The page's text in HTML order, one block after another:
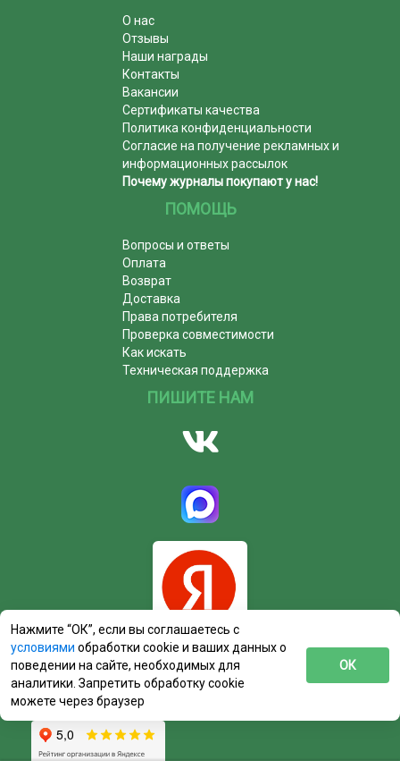
О нас
Отзывы
Наши награды
Контакты
Вакансии
Сертификаты качества
Политика конфиденциальности
Согласие на получение рекламных и
информационных рассылок
Почему журналы покупают у нас!
ПОМОЩЬ
Вопросы и ответы
Оплата
Возврат
Доставка
Права потребителя
Проверка совместимости
Как искать
Техническая поддержка
ПИШИТЕ НАМ
Нажмите “ОК”, если вы соглашаетесь с
условиями обработки cookie и ваших данных о
поведении на сайте, необходимых для
аналитики. Запретить обработку cookie
можете через браузер
ОК